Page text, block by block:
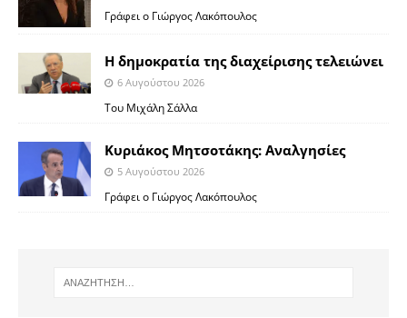
Γράφει ο Γιώργος Λακόπουλος
Η δημοκρατία της διαχείρισης τελειώνει
6 Αυγούστου 2026
Του Μιχάλη Σάλλα
Κυριάκος Μητσοτάκης: Αναλγησίες
5 Αυγούστου 2026
Γράφει ο Γιώργος Λακόπουλος